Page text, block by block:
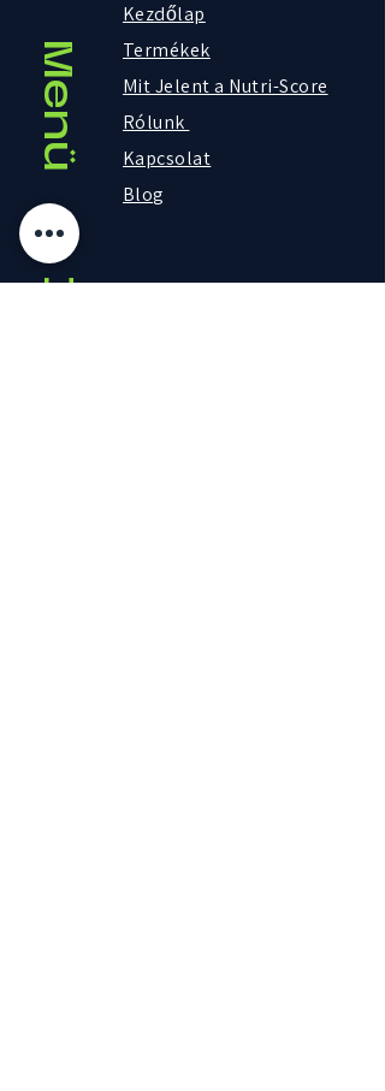
Menü
Kezdőlap
Termékek
Mit Jelent a Nutri-Score
Rólunk
Kapcsolat
Blog